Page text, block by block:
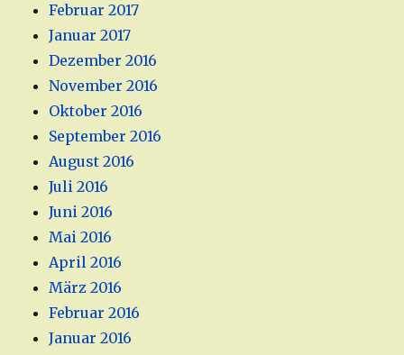
Februar 2017
Januar 2017
Dezember 2016
November 2016
Oktober 2016
September 2016
August 2016
Juli 2016
Juni 2016
Mai 2016
April 2016
März 2016
Februar 2016
Januar 2016